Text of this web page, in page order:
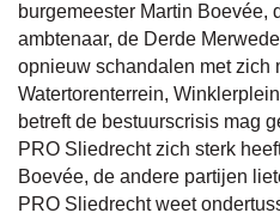
burgemeester Martin Boevée,
ambtenaar, de Derde
opnieuw schandalen met zich
Watertorenterrein,
betreft de bestuurscrisis mag
PRO Sliedrecht zich sterk
Boevée, de andere partijen
PRO Sliedrecht weet